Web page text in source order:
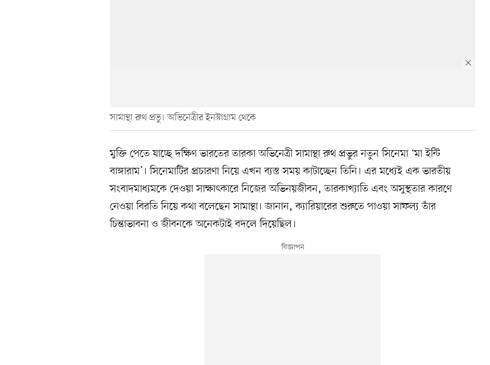
সামান্থা রুথ প্রভু। অভিনেত্রীর ইনস্টাগ্রাম থেকে
মুক্তি পেতে যাচ্ছে দক্ষিণ ভারতের তারকা অভিনেত্রী সামান্থা রুথ প্রভুর নতুন সিনেমা ‘মা ইন্টি
বাঙ্গারাম’। সিনেমাটির প্রচারণা নিয়ে এখন ব্যস্ত সময় কাটাচ্ছেন তিনি। এর মধ্যেই এক ভারতীয়
সংবাদমাধ্যমকে দেওয়া সাক্ষাৎকারে নিজের অভিনয়জীবন, তারকাখ্যাতি এবং অসুস্থতার কারণে
নেওয়া বিরতি নিয়ে কথা বলেছেন সামান্থা। জানান, ক্যারিয়ারের শুরুতে পাওয়া সাফল্য তাঁর
চিন্তাভাবনা ও জীবনকে অনেকটাই বদলে দিয়েছিল।